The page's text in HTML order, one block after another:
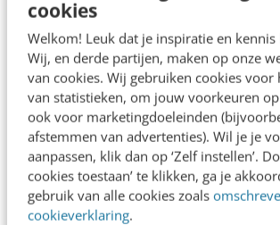
cookies
Welkom! Leuk dat je inspiratie en
Wij, en derde partijen, maken op onze
van cookies. Wij gebruiken cookies voor
van statistieken, om jouw voorkeuren
ook voor marketingdoeleinden
afstemmen van advertenties). Wil je je
aanpassen, klik dan op ‘Zelf instellen’.
cookies toestaan’ te klikken, ga je
gebruik van alle cookies zoals
cookieverklaring.
Nieuw boek over weblogging
[[image:detailomslag.jpg::right:1]]Bij
'Weblogging' verschenen, een nieuw
fenomeem blogs van de hand van
onderwijskundige Sietse Kuipers.
Frank Janssen· 20 jaar geleden